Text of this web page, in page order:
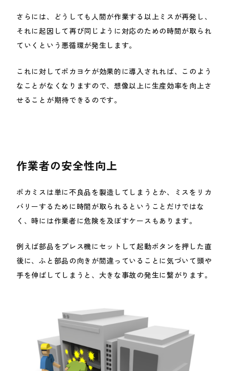
さらには、どうしても人間が作業する以上ミスが再発し、
それに起因して再び同じように対応のための時間が取られ
ていくという悪循環が発生します。
これに対してポカヨケが効果的に導入されれば、このよう
なことがなくなりますので、想像以上に生産効率を向上さ
せることが期待できるのです。
作業者の安全性向上
ポカミスは単に不良品を製造してしまうとか、ミスをリカ
バリーするために時間が取られるということだけではな
く、時には作業者に危険を及ぼすケースもあります。
例えば部品をプレス機にセットして起動ボタンを押した直
後に、ふと部品の向きが間違っていることに気づいて頭や
手を伸ばしてしまうと、大きな事故の発生に繋がります。